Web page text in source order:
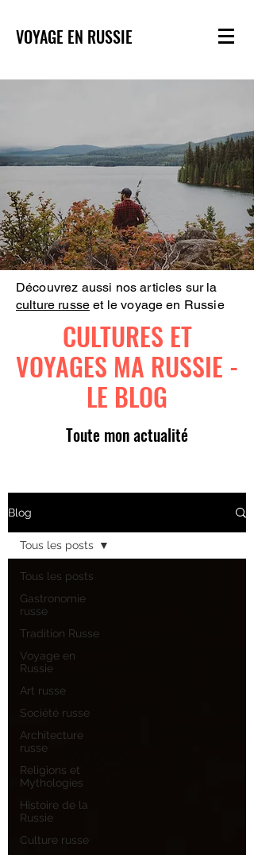
VOYAGE EN RUSSIE
Découvrez aussi nos articles sur la
culture russe et le voyage en Russie
CULTURES ET
VOYAGES MA RUSSIE -
LE BLOG
Toute mon actualité
Blog
Tous les posts
Gastronomie
russe
Tradition Russe
Voyage en
Russie
Art russe
Société russe
Architecture
russe
Religions et
Mythologies
Histoire de la
Russie
Culture russe
Tous les posts